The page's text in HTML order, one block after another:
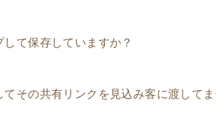
て保存していますか？
その共有リンクを見込み客に渡してま